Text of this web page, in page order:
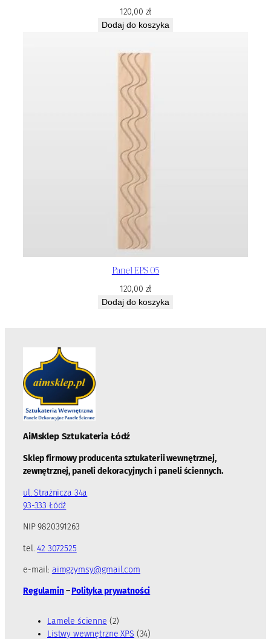
120,00 zł
Dodaj do koszyka
Panel EPS 05
120,00 zł
Dodaj do koszyka
AiMsklep Sztukateria Łódź
Sklep firmowy producenta sztukaterii wewnętrznej,
zewnętrznej, paneli dekoracyjnych i paneli ściennych.
ul. Strażnicza 34a
93-333 Łódź
NIP 9820391263
tel.42 3072525
e-mail: aimgzymsy@gmail.com
Regulamin–Polityka prywatności
Lamele ścienne 22
p
Listwy wewnętrzne XPS 343